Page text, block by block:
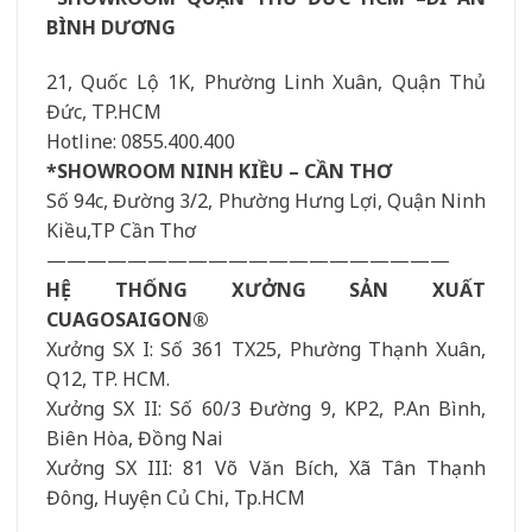
BÌNH DƯƠNG
21, Quốc Lộ 1K, Phường Linh Xuân, Quận Thủ
Đức, TP.HCM
Hotline: 0855.400.400
*SHOWROOM NINH KIỀU – CẦN THƠ
Số 94c, Đường 3/2, Phường Hưng Lợi, Quận Ninh
Kiều,TP Cần Thơ
————————————————————
HỆ THỐNG XƯỞNG SẢN XUẤT
CUAGOSAIGON®
Xưởng SX I: Số 361 TX25, Phường Thạnh Xuân,
Q12, TP. HCM.
Xưởng SX II: Số 60/3 Đường 9, KP2, P.An Bình,
Biên Hòa, Đồng Nai
Xưởng SX III: 81 Võ Văn Bích, Xã Tân Thạnh
Đông, Huyện Củ Chi, Tp.HCM